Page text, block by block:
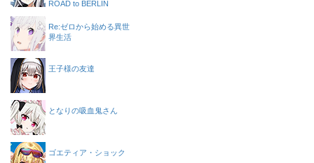
ROAD to BERLIN
Re:ゼロから始める異世
界生活
王子様の友達
となりの吸血鬼さん
ゴエティア・ショック